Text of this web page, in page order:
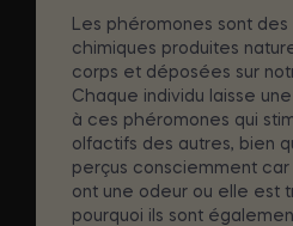
Les phéromones sont des
chimiques produites
corps et déposées sur
Chaque individu laisse
à ces phéromones qui
olfactifs des autres, bien
perçus consciemment car
ont une odeur ou elle est
pourquoi ils sont